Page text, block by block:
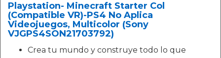
Playstation- Minecraft Starter Col
(Compatible VR)-PS4 No Aplica
Videojuegos, Multicolor (Sony
VJGPS4SON21703792)
Crea tu mundo y construye todo lo que